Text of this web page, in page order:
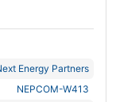
Energy Partners
NEPCOM-W413